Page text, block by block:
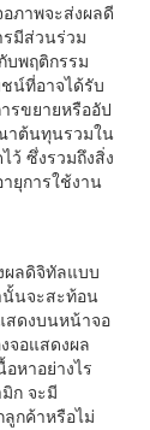
ภาพจะส่งผลดี
รมีส่วนร่วม
บพฤติกรรม
น์ที่อาจได้รับ
รขยายหรืออัป
าต้นทุนรวมใน
ว้ ซึ่งรวมถึงสิ่ง
ยุการใช้งาน
ผลดิจิทัลแบบ
นั้นจะสะท้อน
สดงบนหน้าจอ
จอแสดงผล
หาอย่างไร
ก จะมี
กค้าหรือไม่